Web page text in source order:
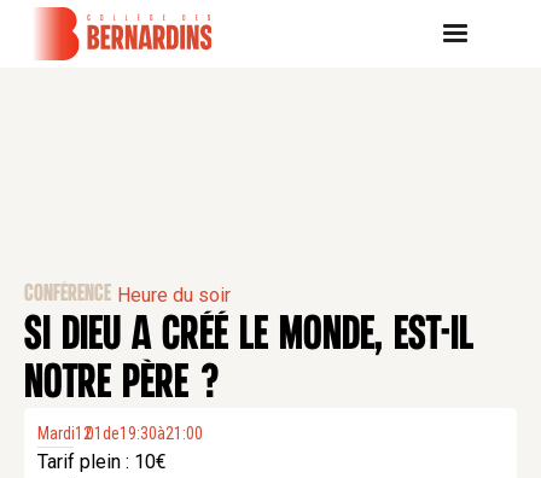
CONFÉRENCE Heure du soir
SI DIEU A CRÉÉ LE MONDE, EST-IL
NOTRE PÈRE ?
Mardi12
.
01de19:30à21:00
Tarif plein : 10€